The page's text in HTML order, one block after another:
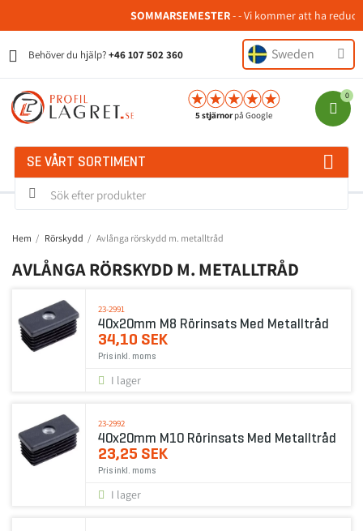
SOMMARSEMESTER- - Vi kommer att ha
Behöver du hjälp?+46 107 502 360 Sweden
5 stjärnorpå Google
SE VÅRT SORTIMENT
Hem Rörskydd Avlånga rörskydd m. metalltråd
AVLÅNGA RÖRSKYDD M. METALLTRÅD
23-2991
40x20mm M8 Rörinsats Med Metalltråd
34,10 SEK
Pris inkl. moms
I lager
23-2992
40x20mm M10 Rörinsats Med Metalltråd
23,25 SEK
Pris inkl. moms
I lager